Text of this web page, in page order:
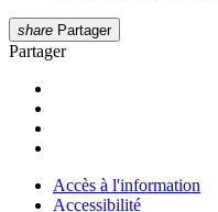
share Partager
Partager
Accès à l'information
Accessibilité